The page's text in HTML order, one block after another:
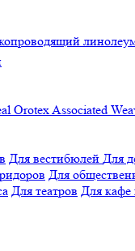
OrotexAssociated
Для вестибюлей Для
Для
Для театров Для кафе